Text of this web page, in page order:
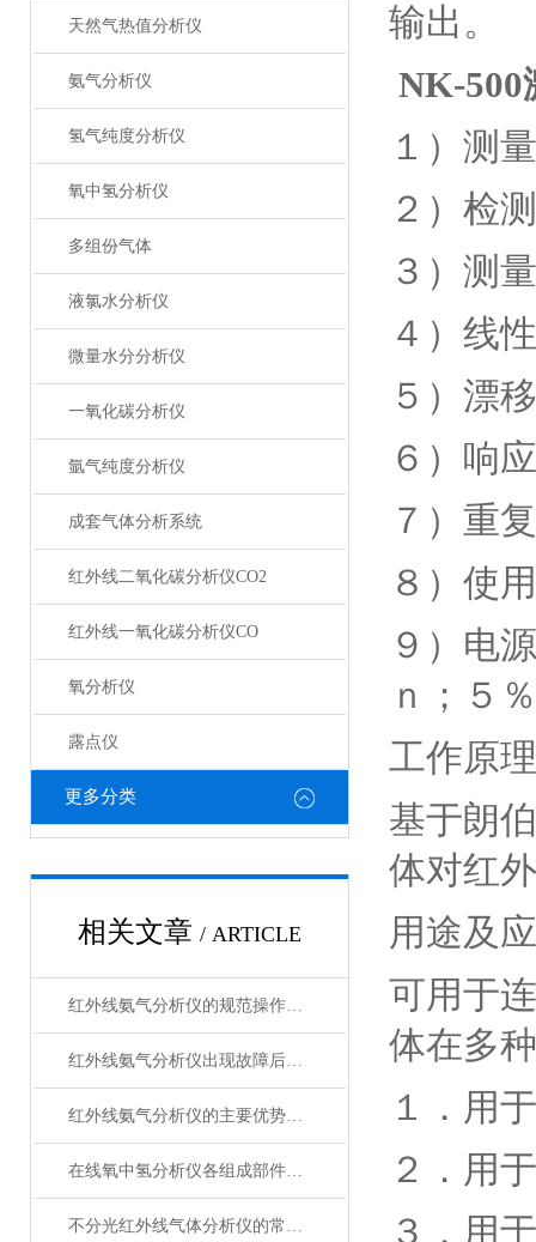
天然气热值分析仪
氨气分析仪
氢气纯度分析仪
氧中氢分析仪
多组份气体
液氯水分析仪
微量水分分析仪
一氧化碳分析仪
氩气纯度分析仪
成套气体分析系统
红外线二氧化碳分析仪CO2
红外线一氧化碳分析仪CO
氧分析仪
露点仪
更多分类
相关文章 / ARTICLE
红外线氨气分析仪的规范操作方法分享
红外线氨气分析仪出现故障后的相应解决方法分享
红外线氨气分析仪的主要优势特点分享
在线氧中氢分析仪各组成部件的功能特点分享
不分光红外线气体分析仪的常见故障解决方法分享
输出。
NK-500
１）测
２）检
３）测
４）线
５）漂
６）响
７）重
８）使
９）电
ｎ；５
工作原理
基于朗
体对红
用途及
可用于
体在多
１．用
２．用
３．用